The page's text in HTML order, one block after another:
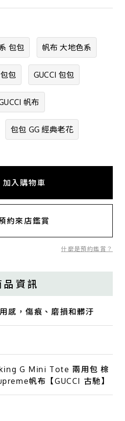
包包 帆布 大地色系
包 GUCCI 包包
帆布
包包 GG 經典老花
加入購物車
約來店鑑賞
什麼是預約鑑賞？
品資訊
感，傷痕、磨損和髒汙
G Mini Tote 兩用包 棕
帆布【GUCCI 古馳】